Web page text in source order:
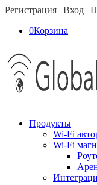
Регистрация | Вход |
0Корзина
Продукты
Wi-Fi
Wi-Fi